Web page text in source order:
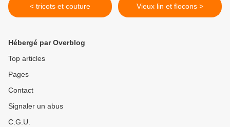
< tricots et couture Vieux lin et flocons >
Hébergé par Overblog
Top articles
Pages
Contact
Signaler un abus
C.G.U.